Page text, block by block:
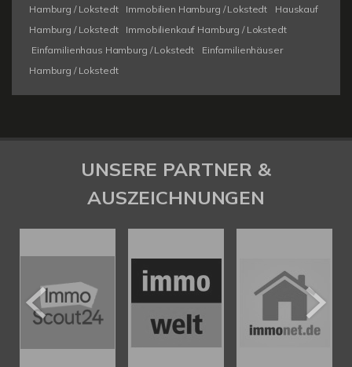
Hamburg / Lokstedt
Immobilien Hamburg / Lokstedt
Hauskauf
Hamburg / Lokstedt
Immobilienkauf Hamburg / Lokstedt
Einfamilienhaus Hamburg / Lokstedt
Einfamilienhäuser
Hamburg / Lokstedt
UNSERE PARTNER &
AUSZEICHNUNGEN